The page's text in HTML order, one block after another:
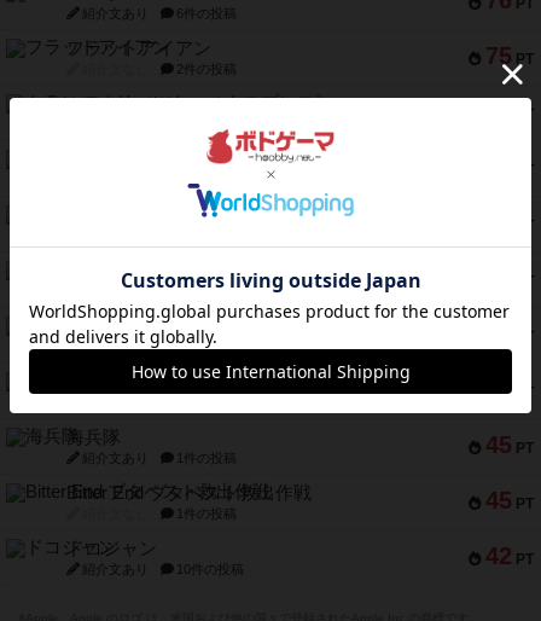
PT
紹介文あり 6件の投稿
75 PT
フラットアイアン
2件の投稿
PT
トランスオリエント・エクスプレス
PT
アンブッシュ！：ムーブアウト！
PT
キャプテン・フリップ：イスラ・ボンバ
PT
ガルフストライク
紹介文あり 1件の投稿
PT
エコーズ・オブ・タイム
紹介文なし 8件の投稿
45 PT
スカルキング
45 PT
海兵隊
紹介文あり 1件の投稿
45 PT
Bitter End ブタペスト救出作戦
1件の投稿
42 PT
ドコジャン
紹介文あり 10件の投稿